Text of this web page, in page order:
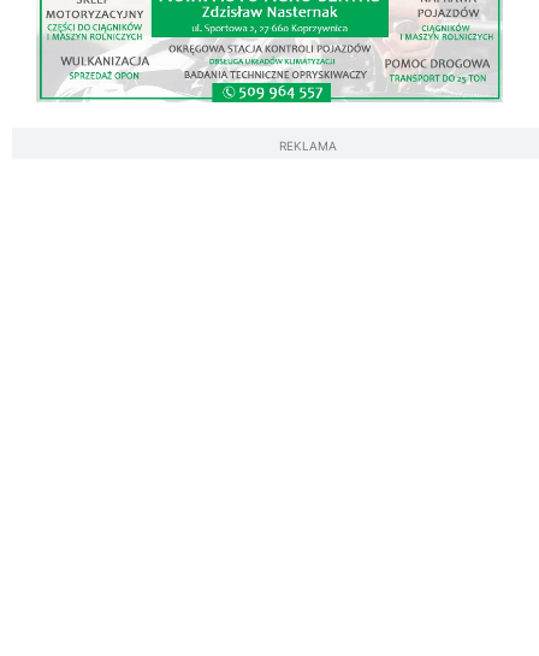
REKLAMA